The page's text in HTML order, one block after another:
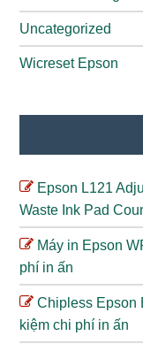
Uncategorized
Wicreset Epson
Epson L121
Waste Ink Pad
Máy in Epson
phí in ấn
Chipless Epson
kiệm chi phí in ấn